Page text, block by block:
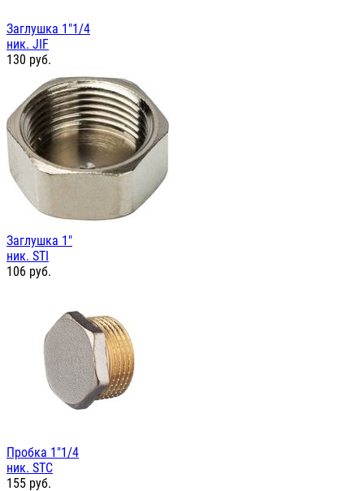
Заглушка 1"1/4
ник. JIF
130 руб.
Заглушка 1"
ник. STI
106 руб.
Пробка 1"1/4
ник. STC
155 руб.